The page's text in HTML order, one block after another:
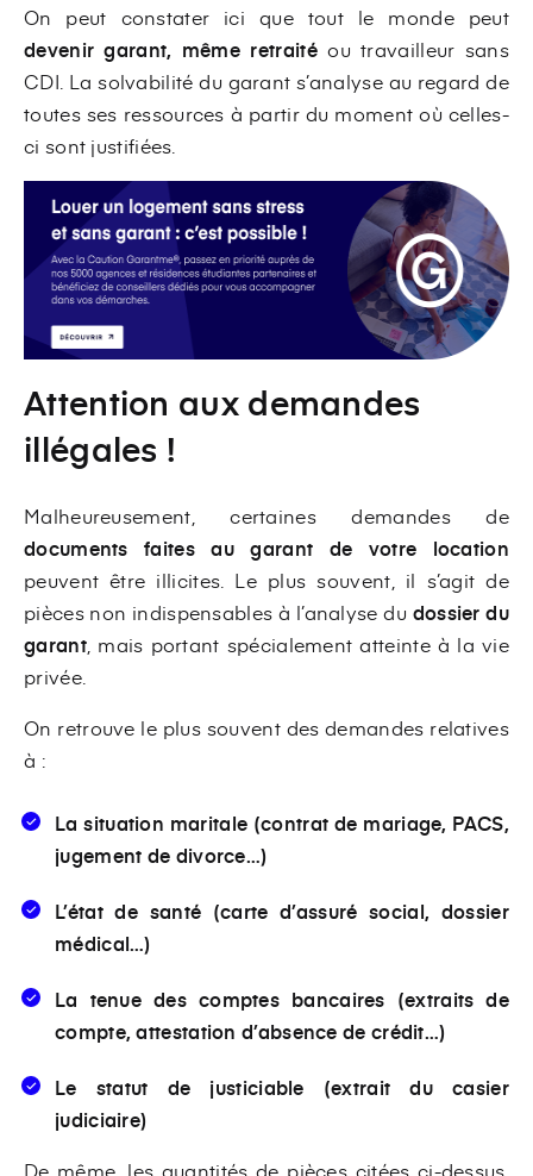
On peut constater ici que tout le monde peut
devenir garant, même retraitéou travailleur sans
CDI. La solvabilité du garant s’analyse au regard de
toutes ses ressources à partir du moment où celles-
ci sont justifiées.
Attention aux demandes
illégales !
Malheureusement, certaines demandes de
documents faites au garant de votre location
peuvent être illicites. Le plus souvent, il s’agit de
pièces non indispensables à l’analyse du dossier du
garant, mais portant spécialement atteinte à la vie
privée.
On retrouve le plus souvent des demandes relatives
à :
La situation maritale (contrat de mariage, PACS,
jugement de divorce…)
L’état de santé (carte d’assuré social, dossier
médical…)
La tenue des comptes bancaires (extraits de
compte, attestation d’absence de crédit…)
Le statut de justiciable (extrait du casier
judiciaire)
De même, les quantités de pièces citées ci-dessus,